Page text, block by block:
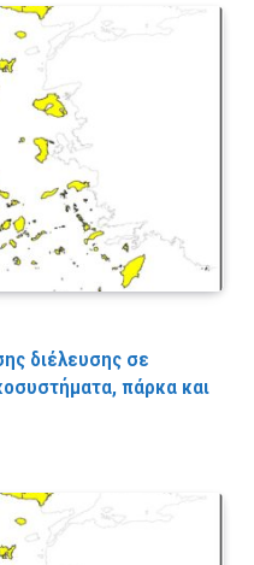
διέλευσης σε
πάρκα και